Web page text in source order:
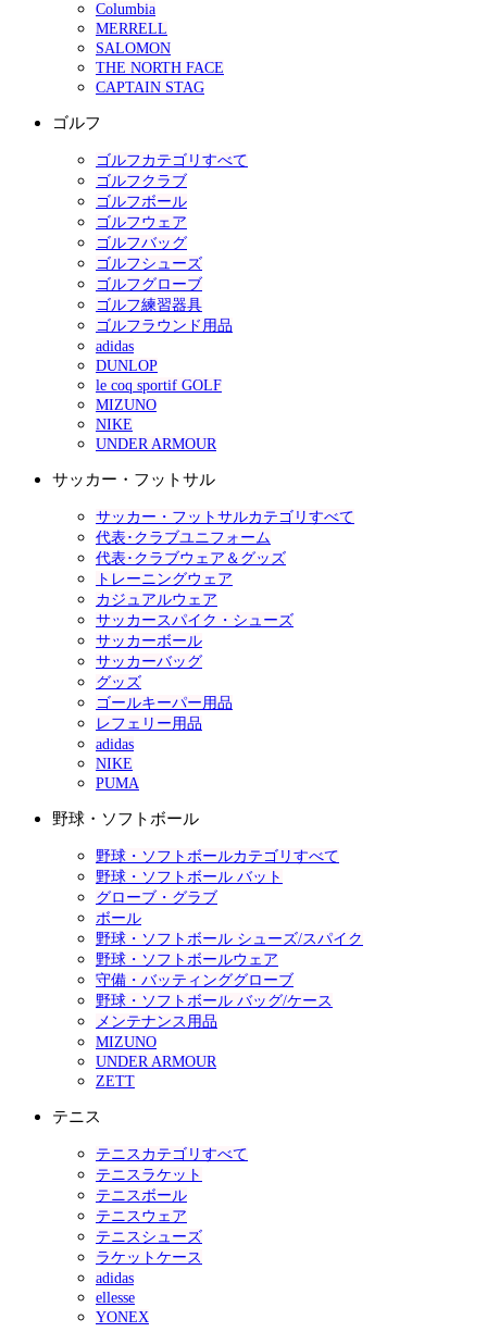
Columbia
MERRELL
SALOMON
THE NORTH FACE
CAPTAIN STAG
ゴルフ
ゴルフカテゴリすべて
ゴルフクラブ
ゴルフボール
ゴルフウェア
ゴルフバッグ
ゴルフシューズ
ゴルフグローブ
ゴルフ練習器具
ゴルフラウンド用品
adidas
DUNLOP
le coq sportif GOLF
MIZUNO
NIKE
UNDER ARMOUR
サッカー・フットサル
サッカー・フットサルカテゴリすべて
代表･クラブユニフォーム
代表･クラブウェア＆グッズ
トレーニングウェア
カジュアルウェア
サッカースパイク・シューズ
サッカーボール
サッカーバッグ
グッズ
ゴールキーパー用品
レフェリー用品
adidas
NIKE
PUMA
野球・ソフトボール
野球・ソフトボールカテゴリすべて
野球・ソフトボール バット
グローブ・グラブ
ボール
野球・ソフトボール シューズ/スパイク
野球・ソフトボールウェア
守備・バッティンググローブ
野球・ソフトボール バッグ/ケース
メンテナンス用品
MIZUNO
UNDER ARMOUR
ZETT
テニス
テニスカテゴリすべて
テニスラケット
テニスボール
テニスウェア
テニスシューズ
ラケットケース
adidas
ellesse
YONEX